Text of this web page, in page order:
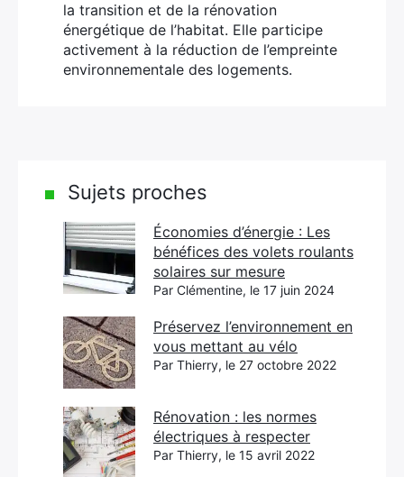
la transition et de la rénovation
énergétique de l’habitat. Elle participe
activement à la réduction de l’empreinte
environnementale des logements.
Sujets proches
Économies d’énergie : Les
bénéfices des volets roulants
solaires sur mesure
Par Clémentine, le 17 juin 2024
Préservez l’environnement en
vous mettant au vélo
Par Thierry, le 27 octobre 2022
Rénovation : les normes
électriques à respecter
Par Thierry, le 15 avril 2022